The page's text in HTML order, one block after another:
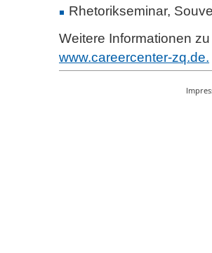
Rhetorikseminar,
Weitere Informationen
www.careercenter-zq.de.